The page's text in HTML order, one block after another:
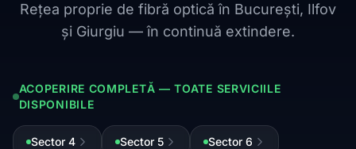
Rețea proprie de fibră optică în București, Ilfov
și Giurgiu — în continuă extindere.
ACOPERIRE COMPLETĂ — TOATE SERVICIILE
DISPONIBILE
Sector 4 Sector 5 Sector 6